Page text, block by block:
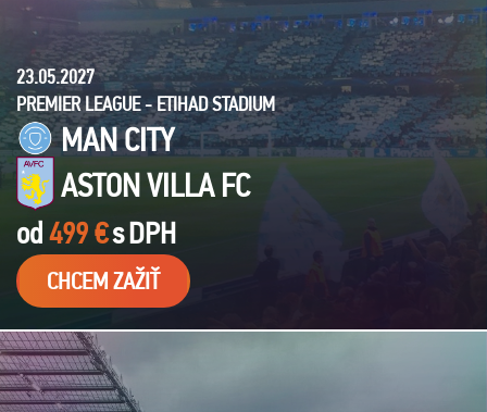
23.05.2027
PREMIER LEAGUE - ETIHAD STADIUM
MAN CITY
ASTON VILLA FC
od499 €sDPH
CHCEM ZAŽIŤ